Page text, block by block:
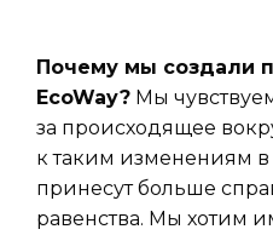
Почему мы создали
EcoWay? Мы
за происходящее
к таким изменениям в
принесут больше
равенства. Мы хотим